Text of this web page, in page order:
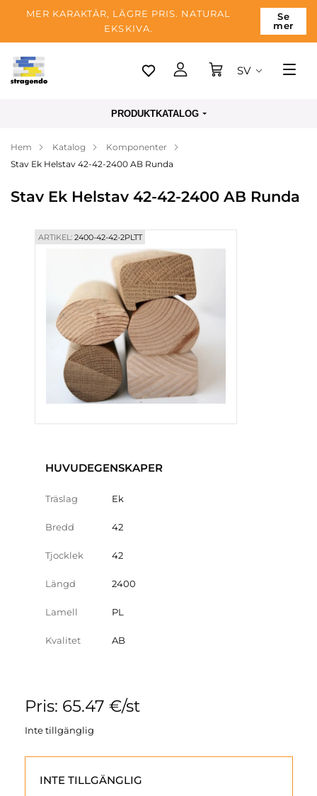
MER KARAKTÄR, LÄGRE PRIS. NATURAL
EKSKIVA.
Se
mer
Tallinn
Betalning
Blogg
Kontakter
SV
PRODUKTKATALOG
Hem Katalog
Komponenter
Stav Ek Helstav 42-42-2400 AB Runda
Stav Ek Helstav 42-42-2400 AB Runda
ARTIKEL:2400-42-42-2PLTT
HUVUDEGENSKAPER
Träslag Ek
Bredd 42
Tjocklek 42
Längd 2400
Lamell PL
Kvalitet AB
Pris: 65.47 €/st
Inte tillgänglig
INTE TILLGÄNGLIG